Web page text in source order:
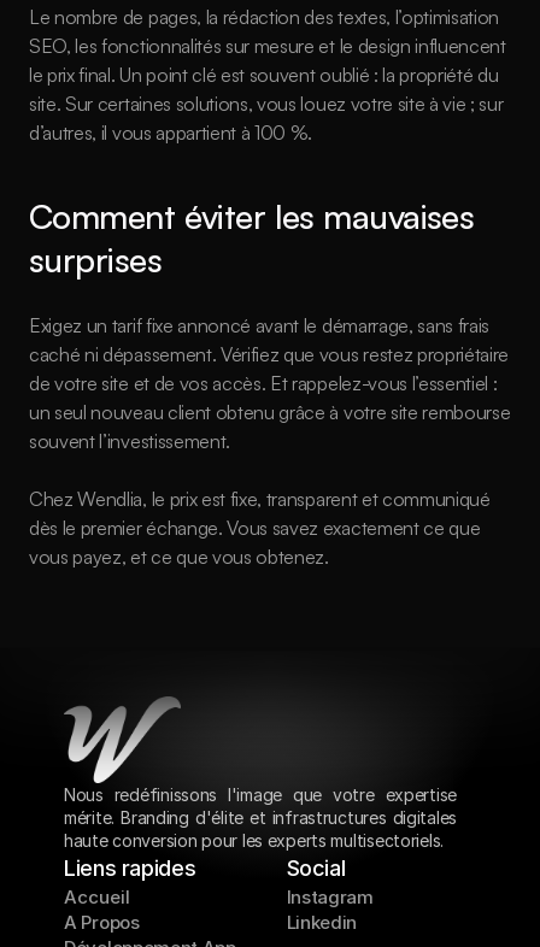
Le nombre de pages, la rédaction des textes, l’optimisation
SEO, les fonctionnalités sur mesure et le design influencent
le prix final. Un point clé est souvent oublié : la propriété du
site. Sur certaines solutions, vous louez votre site à vie ; sur
d’autres, il vous appartient à 100 %.
Comment éviter les mauvaises
surprises
Exigez un tarif fixe annoncé avant le démarrage, sans frais
caché ni dépassement. Vérifiez que vous restez propriétaire
de votre site et de vos accès. Et rappelez-vous l’essentiel :
un seul nouveau client obtenu grâce à votre site rembourse
souvent l’investissement.
Chez Wendlia, le prix est fixe, transparent et communiqué
dès le premier échange. Vous savez exactement ce que
vous payez, et ce que vous obtenez.
Nous redéfinissons l'image que votre expertise
mérite. Branding d'élite et infrastructures digitales
haute conversion pour les experts multisectoriels.
Liens rapides
Accueil
A Propos
Social
Instagram
Linkedin